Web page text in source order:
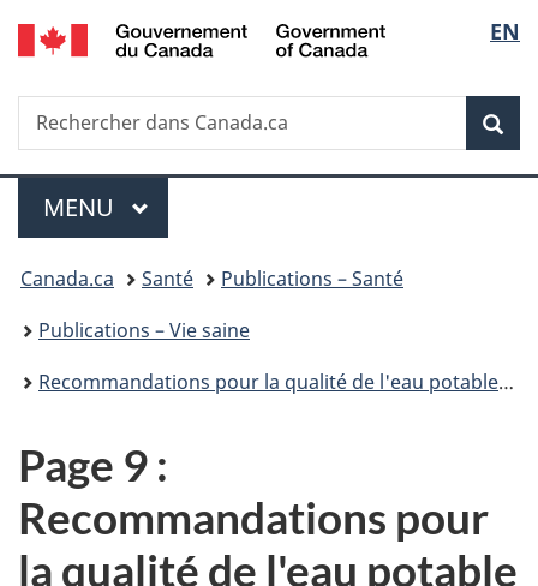
Passer
au
principal
Passer
à
Au
du
Passer
à
version
simplifiée
de
la
EN
Recherche
Rechercher
dans
Menu
MENU PRINCIPAL
Vous
êtes
ici :
Canada.ca Santé
Publications – Santé
Publications – Vie saine
Recommandations pour la qualité de l'eau potable au Canada : document technique – le trichloroéthylène
Page 9 :
Recommandations pour
la qualité de l'eau potable